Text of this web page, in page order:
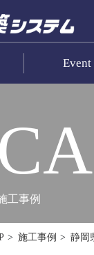
Event
工事例
施工事例 静岡
報